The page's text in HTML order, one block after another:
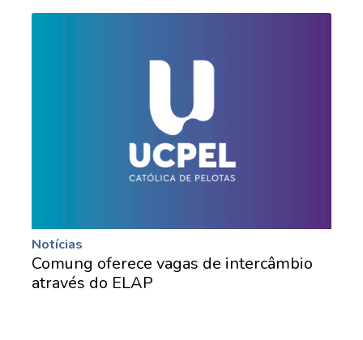
Notícias
Comung oferece vagas de intercâmbio
através do ELAP